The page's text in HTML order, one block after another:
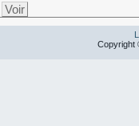
Voir
Copyright